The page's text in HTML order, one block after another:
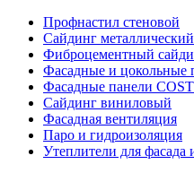
Профнастил стеновой
Сайдинг металлический
Фиброцементный
Фасадные и цокольные
Фасадные панели
Сайдинг виниловый
Фасадная вентиляция
Паро и гидроизоляция
Утеплители для фасада